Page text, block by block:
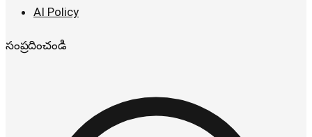
AI Policy
సంప్రదించండి